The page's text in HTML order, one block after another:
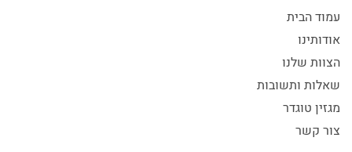
עמוד הבית
אודותינו
הצוות שלנו
שאלות ותשובות
מגזין טוגדר
צור קשר